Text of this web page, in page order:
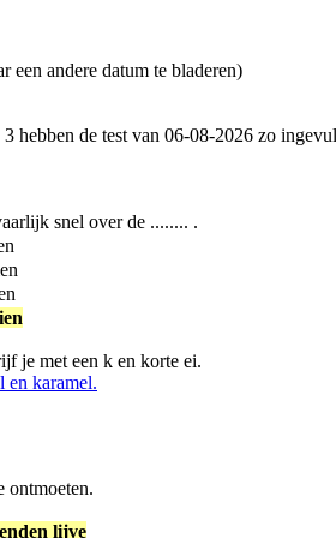
een andere datum te bladeren)
hebben de test van 06-08-2026 zo
snel over de ........ .
je met een k en korte ei.
en karamel.
ontmoeten.
lijve